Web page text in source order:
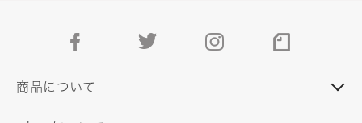
facebook instagram
商品について